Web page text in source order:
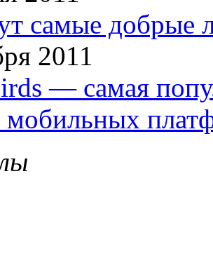
самые добрые
2011
— самая
мобильных